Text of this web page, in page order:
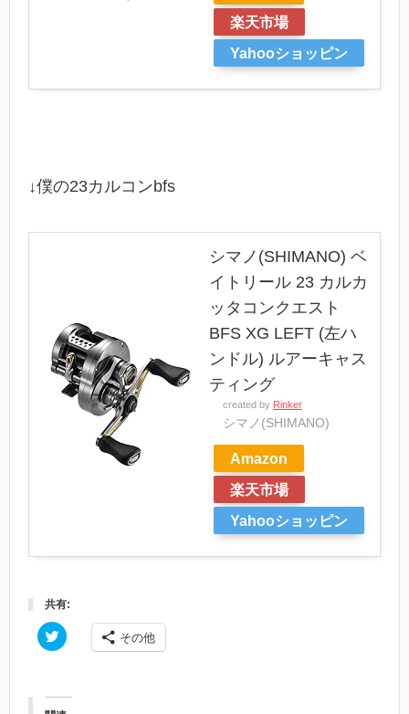
楽天市場
Yahooショッピン
↓僕の23カルコンbfs
シマノ(SHIMANO) ベ
イトリール 23 カルカ
ッタコンクエスト
BFS XG LEFT (左ハ
ンドル) ルアーキャス
ティング
created by Rinker
シマノ(SHIMANO)
Amazon
楽天市場
Yahooショッピン
共有:
ク
リ
て
その他